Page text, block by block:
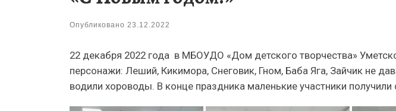
Опубликовано 23.12.2022
22 декабря 2022 года в МБОУДО «Дом детского творчества»
персонажи: Леший, Кикимора, Снеговик, Гном, Баба Яга, Зайчик не
водили хороводы. В конце праздника маленькие участники